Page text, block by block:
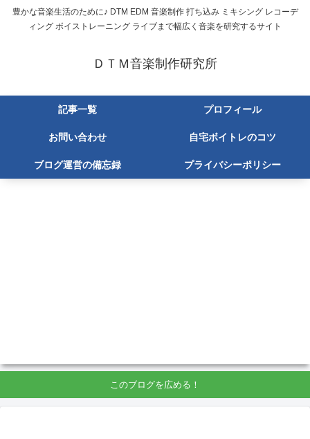
豊かな音楽生活のために♪ DTM EDM 音楽制作 打ち込み ミキシング レコーデ
ィング ボイストレーニング ライブまで幅広く音楽を研究するサイト
ＤＴＭ音楽制作研究所
記事一覧 プロフィール
お問い合わせ 自宅ボイトレのコツ
ブログ運営の備忘録 プライバシーポリシー
このブログを広める！